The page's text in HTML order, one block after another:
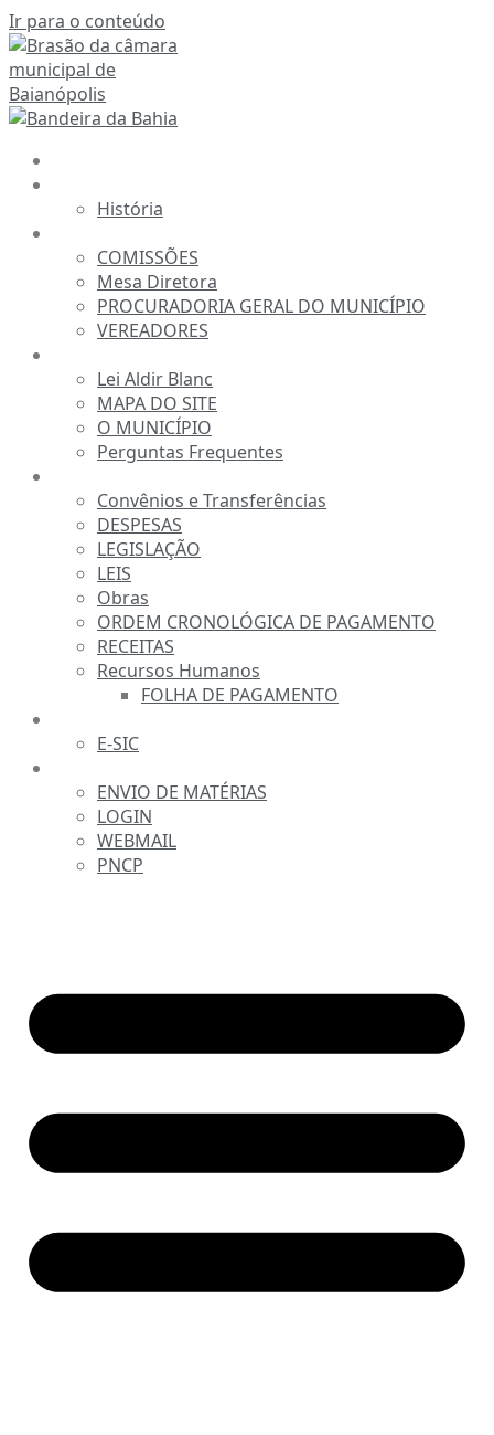
Ir para o conteúdo
História
COMISSÕES
Mesa Diretora
PROCURADORIA GERAL DO MUNICÍPIO
VEREADORES
Lei Aldir Blanc
MAPA DO SITE
O MUNICÍPIO
Perguntas Frequentes
Convênios e Transferências
DESPESAS
LEGISLAÇÃO
LEIS
Obras
ORDEM CRONOLÓGICA DE PAGAMENTO
RECEITAS
Recursos Humanos
FOLHA DE PAGAMENTO
E-SIC
ENVIO DE MATÉRIAS
LOGIN
WEBMAIL
PNCP